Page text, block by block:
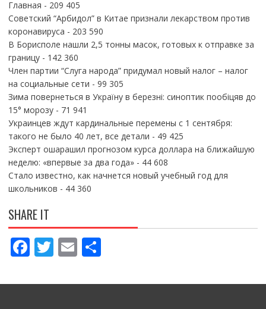
Главная - 209 405
Советский “Арбидол” в Китае признали лекарством против
коронавируса - 203 590
В Борисполе нашли 2,5 тонны масок, готовых к отправке за
границу- 142 360
Член партии “Слуга народа” придумал новый налог – налог
на социальные сети - 99 305
Зима повернеться в Україну в березні: синоптик пообіцяв до
15° морозу- 71 941
Украинцев ждут кардинальные перемены с 1 сентября:
такого не было 40 лет, все детали - 49 425
Эксперт ошарашил прогнозом курса доллара на ближайшую
неделю: «впервые за два года»- 44 608
Стало известно, как начнется новый учебный год для
школьников - 44 360
SHARE IT
F
e
T
itt
E
ai
П
ді